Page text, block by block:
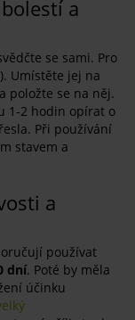
a
se sami. Pro
Umístěte jej na
položte se na něj.
1-2 hodin opírat o
Při používání
stavem a
a
používat
dní. Poté by měla
účinku